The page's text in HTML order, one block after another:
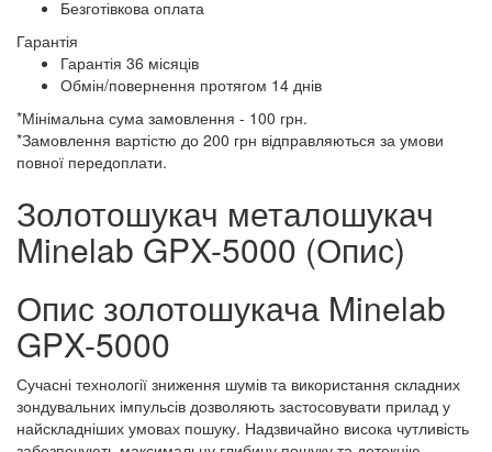
Безготівкова оплата
Гарантія
Гарантія 36 місяців
Обмін/повернення протягом 14 днів
*Мінімальна сума замовлення - 100 грн.
*Замовлення вартістю до 200 грн відправляються за умови
повної передоплати.
Золотошукач металошукач
Minelab GPX-5000 (Опис)
Опис золотошукача Minelab
GPX-5000
Сучасні технології зниження шумів та використання складних
зондувальних імпульсів дозволяють застосовувати прилад у
найскладніших умовах пошуку. Надзвичайно висока чутливість